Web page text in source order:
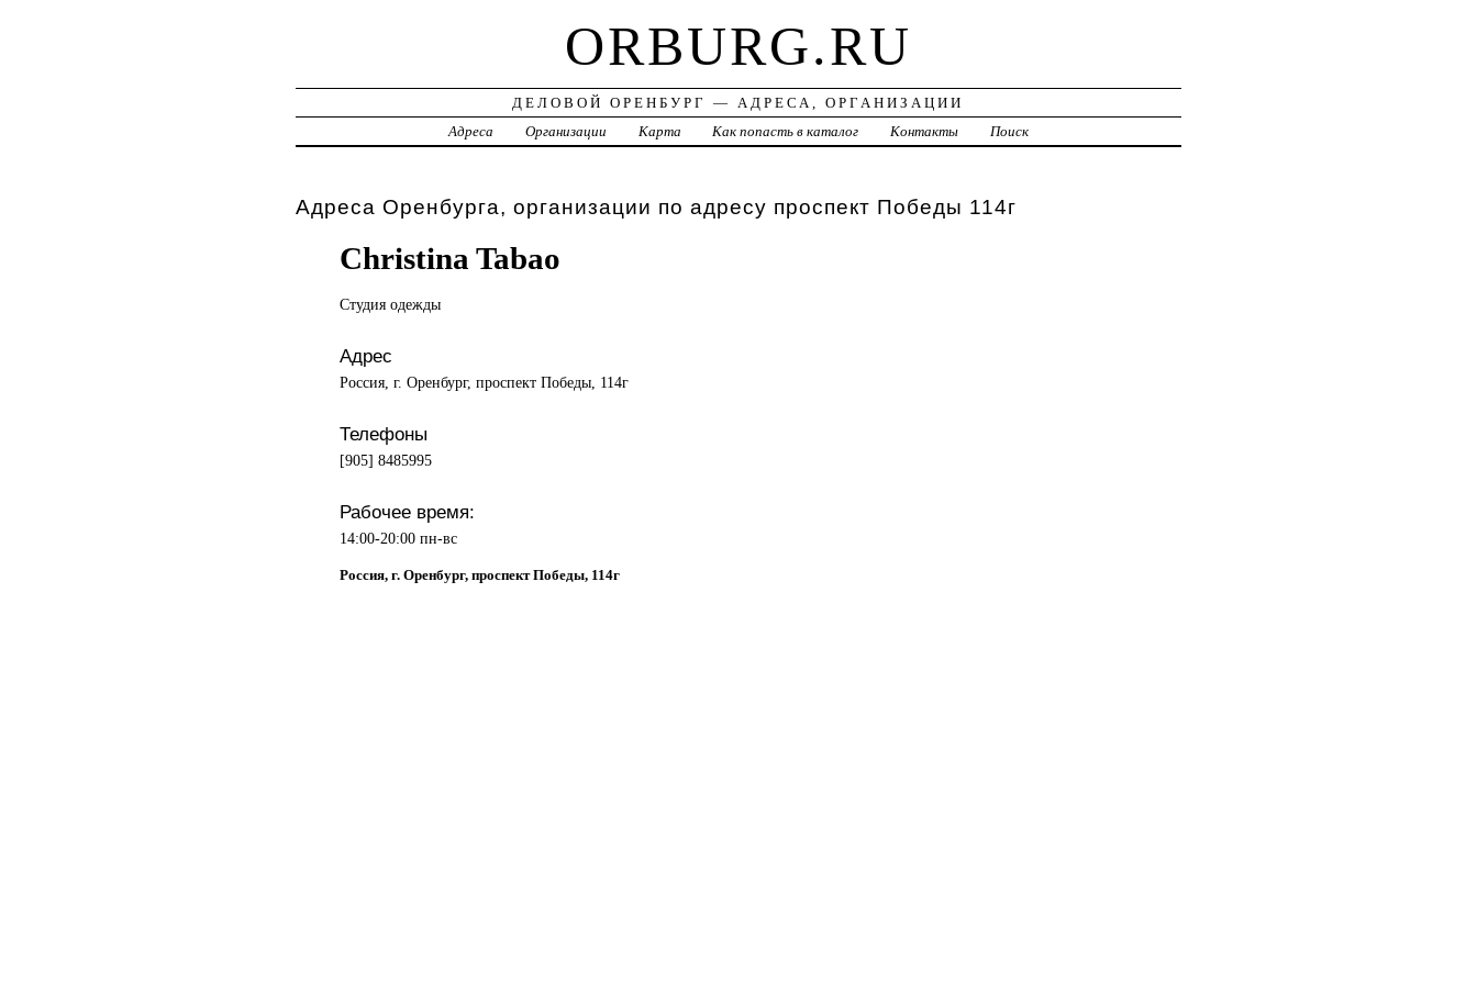
ORBURG.RU
ДЕЛОВОЙ ОРЕНБУРГ — АДРЕСА, ОРГАНИЗАЦИИ
Адреса
Организации Карта Как попасть в каталог Контакты Поиск
Адреса Оренбурга, организации по адресу проспект Победы 114г
Christina Tabao
Студия одежды
Адрес
Россия, г. Оренбург, проспект Победы, 114г
Телефоны
[905] 8485995
Рабочее время:
14:00-20:00 пн-вс
Россия, г. Оренбург, проспект Победы, 114г